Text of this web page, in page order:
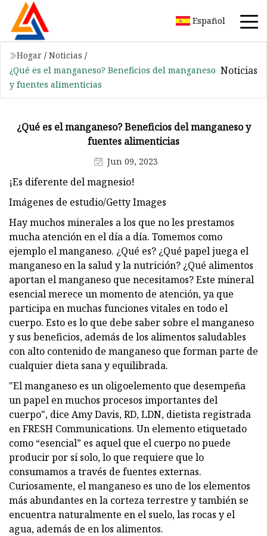
Español
Hogar / Noticias /
¿Qué es el manganeso? Beneficios del manganeso
y fuentes alimenticias
Noticias
¿Qué es el manganeso? Beneficios del manganeso y
fuentes alimenticias
Jun 09, 2023
¡Es diferente del magnesio!
Imágenes de estudio/Getty Images
Hay muchos minerales a los que no les prestamos
mucha atención en el día a día. Tomemos como
ejemplo el manganeso. ¿Qué es? ¿Qué papel juega el
manganeso en la salud y la nutrición? ¿Qué alimentos
aportan el manganeso que necesitamos? Este mineral
esencial merece un momento de atención, ya que
participa en muchas funciones vitales en todo el
cuerpo. Esto es lo que debe saber sobre el manganeso
y sus beneficios, además de los alimentos saludables
con alto contenido de manganeso que forman parte de
cualquier dieta sana y equilibrada.
"El manganeso es un oligoelemento que desempeña
un papel en muchos procesos importantes del
cuerpo", dice Amy Davis, RD, LDN, dietista registrada
en FRESH Communications. Un elemento etiquetado
como “esencial” es aquel que el cuerpo no puede
producir por sí solo, lo que requiere que lo
consumamos a través de fuentes externas.
Curiosamente, el manganeso es uno de los elementos
más abundantes en la corteza terrestre y también se
encuentra naturalmente en el suelo, las rocas y el
agua, además de en los alimentos.